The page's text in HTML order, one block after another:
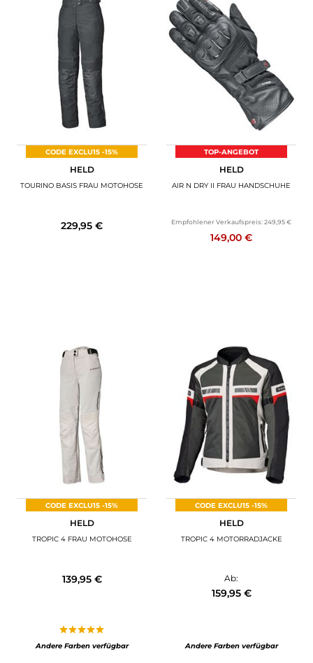
CODE EXCLU15 -15%
HELD
TOURINO BASIS FRAU MOTOHOSE
229,95 €
TOP-ANGEBOT
HELD
AIR N DRY II FRAU HANDSCHUHE
Empfohlener Verkaufspreis:249,95 €
149,00 €
CODE EXCLU15 -15%
HELD
TROPIC 4 FRAU MOTOHOSE
139,95 €
Andere Farben verfügbar
CODE EXCLU15 -15%
HELD
TROPIC 4 MOTORRADJACKE
Ab:
159,95 €
Andere Farben verfügbar